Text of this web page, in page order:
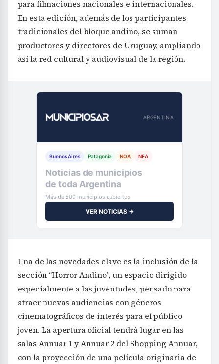
tradicionales del bloque andino, se suman
productores y directores de Uruguay, ampliando
así la red cultural y audiovisual de la región.
ARGENTINA
al instante
Más de 500 municipios cubiertos
VER NOTICIAS →
especialmente a las juventudes, pensado para
atraer nuevas audiencias con géneros
cinematográficos de interés para el público
joven. La apertura oficial tendrá lugar en las
salas Annuar 1 y Annuar 2 del Shopping Annuar,
con la proyección de una película originaria de
Bolivia que abrirá el festival.